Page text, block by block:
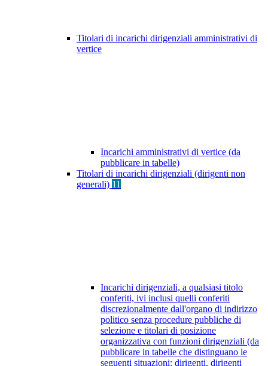
Titolari di incarichi dirigenziali amministrativi di
vertice
Incarichi amministrativi di vertice (da
pubblicare in tabelle)
Titolari di incarichi dirigenziali (dirigenti non
generali) 11
Incarichi dirigenziali, a qualsiasi titolo
conferiti, ivi inclusi quelli conferiti
discrezionalmente dall'organo di indirizzo
politico senza procedure pubbliche di
selezione e titolari di posizione
organizzativa con funzioni dirigenziali (da
pubblicare in tabelle che distinguano le
seguenti situazioni: dirigenti, dirigenti